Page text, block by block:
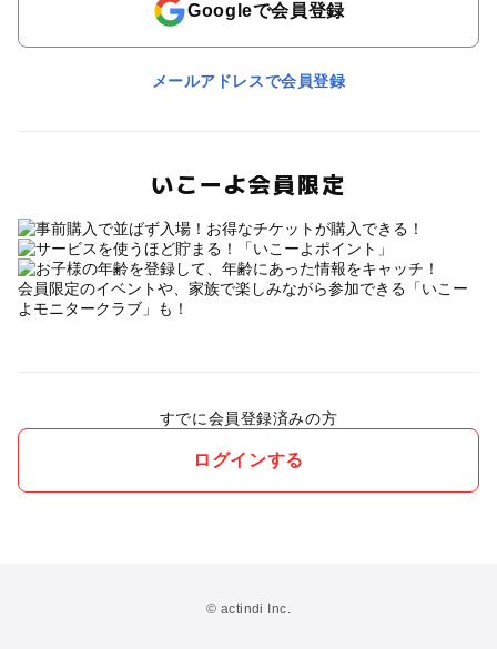
Googleで会員登録
メールアドレスで会員登録
いこーよ会員限定
会員限定のイベントや、家族で楽しみながら参加できる「いこー
よモニタークラブ」も！
すでに会員登録済みの方
ログインする
© actindi Inc.